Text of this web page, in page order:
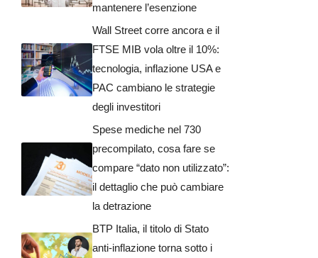
mantenere l’esenzione
Wall Street corre ancora e il
FTSE MIB vola oltre il 10%:
tecnologia, inflazione USA e
PAC cambiano le strategie
degli investitori
Spese mediche nel 730
precompilato, cosa fare se
compare “dato non utilizzato”:
il dettaglio che può cambiare
la detrazione
BTP Italia, il titolo di Stato
anti-inflazione torna sotto i